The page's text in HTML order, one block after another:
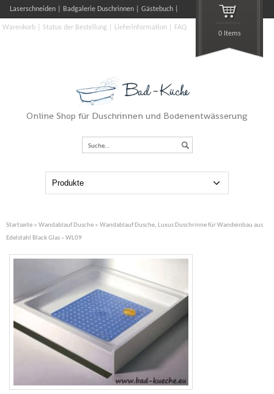
Laserschneiden Badgalerie Duschrinnen Gästebuch
Warenkorb Status der Bestellung Lieferinformation
FAQ
0 Items
Online Shop für Duschrinnen und Bodenentwässerung
Suche…
Startseite » Wandablauf Dusche » Wandablauf Dusche, Luxus Duschrinne für Wandeinbau aus
Edelstahl Black Glas – WL09